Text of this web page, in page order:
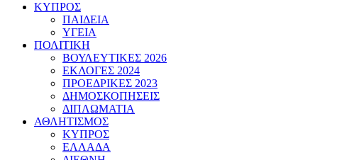
ΚΥΠΡΟΣ
ΠΑΙΔΕΙΑ
ΥΓΕΙΑ
ΠΟΛΙΤΙΚΗ
ΒΟΥΛΕΥΤΙΚΕΣ 2026
ΕΚΛΟΓΕΣ 2024
ΠΡΟΕΔΡΙΚΕΣ 2023
ΔΗΜΟΣΚΟΠΗΣΕΙΣ
ΔΙΠΛΩΜΑΤΙΑ
ΑΘΛΗΤΙΣΜΟΣ
ΚΥΠΡΟΣ
ΕΛΛΑΔΑ